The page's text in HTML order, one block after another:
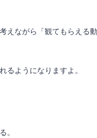
えながら「観てもらえる
るようになりますよ。
。